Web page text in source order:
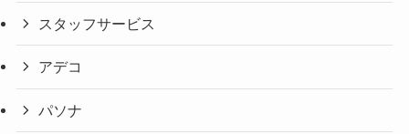
スタッフサービス
アデコ
パソナ